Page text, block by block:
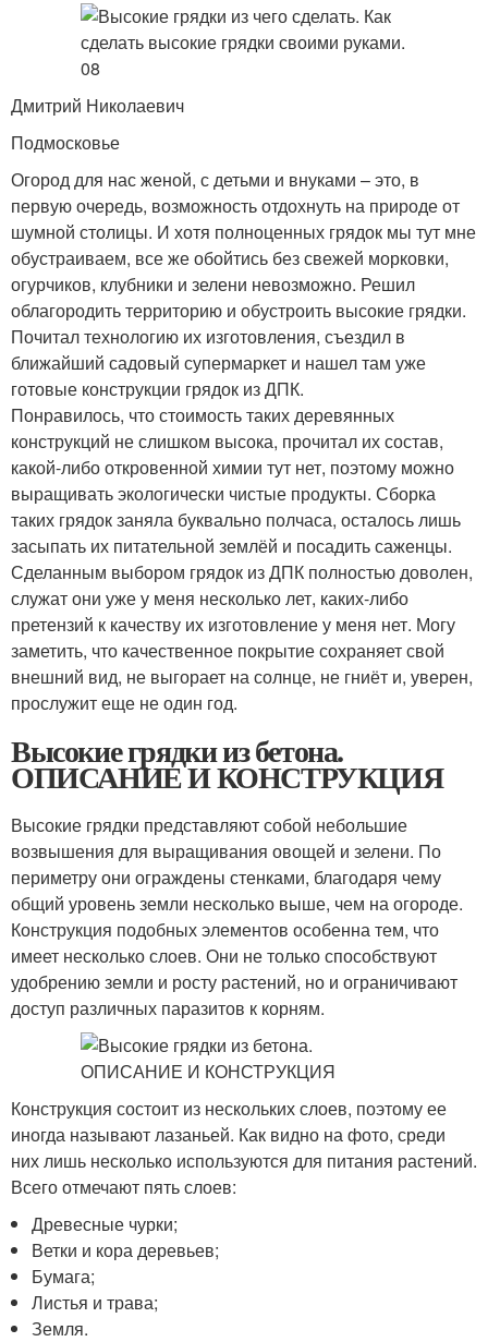
Дмитрий Николаевич
Подмосковье
Огород для нас женой, с детьми и внуками – это, в
первую очередь, возможность отдохнуть на природе от
шумной столицы. И хотя полноценных грядок мы тут мне
обустраиваем, все же обойтись без свежей морковки,
огурчиков, клубники и зелени невозможно. Решил
облагородить территорию и обустроить высокие грядки.
Почитал технологию их изготовления, съездил в
ближайший садовый супермаркет и нашел там уже
готовые конструкции грядок из ДПК.
Понравилось, что стоимость таких деревянных
конструкций не слишком высока, прочитал их состав,
какой-либо откровенной химии тут нет, поэтому можно
выращивать экологически чистые продукты. Сборка
таких грядок заняла буквально полчаса, осталось лишь
засыпать их питательной землёй и посадить саженцы.
Сделанным выбором грядок из ДПК полностью доволен,
служат они уже у меня несколько лет, каких-либо
претензий к качеству их изготовление у меня нет. Могу
заметить, что качественное покрытие сохраняет свой
внешний вид, не выгорает на солнце, не гниёт и, уверен,
прослужит еще не один год.
Высокие грядки из бетона.
ОПИСАНИЕ И КОНСТРУКЦИЯ
Высокие грядки представляют собой небольшие
возвышения для выращивания овощей и зелени. По
периметру они ограждены стенками, благодаря чему
общий уровень земли несколько выше, чем на огороде.
Конструкция подобных элементов особенна тем, что
имеет несколько слоев. Они не только способствуют
удобрению земли и росту растений, но и ограничивают
доступ различных паразитов к корням.
Конструкция состоит из нескольких слоев, поэтому ее
иногда называют лазаньей. Как видно на фото, среди
них лишь несколько используются для питания растений.
Всего отмечают пять слоев:
Древесные чурки;
Ветки и кора деревьев;
Бумага;
Листья и трава;
Земля.